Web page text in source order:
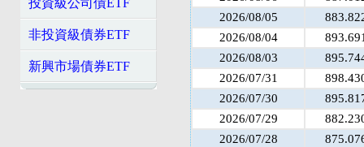
投資級公司債ETF
非投資級債券ETF
新興市場債券ETF
2026/08/05
2026/08/04
2026/08/03
2026/07/31
2026/07/30
2026/07/29
2026/07/28